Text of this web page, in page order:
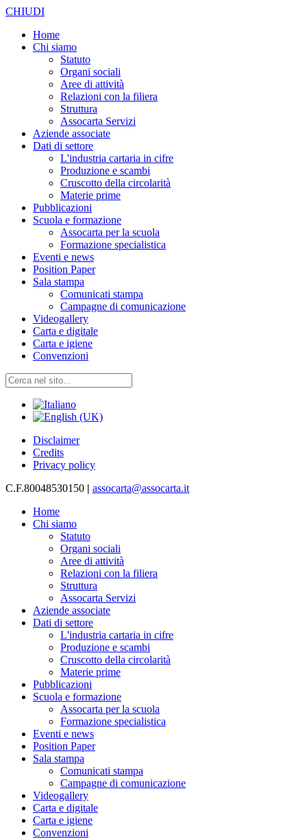
CHIUDI
Home
Chi siamo
Statuto
Organi sociali
Aree di attività
Relazioni con la filiera
Struttura
Assocarta Servizi
Aziende associate
Dati di settore
L'industria cartaria in cifre
Produzione e scambi
Cruscotto della circolarità
Materie prime
Pubblicazioni
Scuola e formazione
Assocarta per la scuola
Formazione specialistica
Eventi e news
Position Paper
Sala stampa
Comunicati stampa
Campagne di comunicazione
Videogallery
Carta e digitale
Carta e igiene
Convenzioni
Disclaimer
Credits
Privacy policy
C.F.80048530150 | assocarta@assocarta.it
Home
Chi siamo
Statuto
Organi sociali
Aree di attività
Relazioni con la filiera
Struttura
Assocarta Servizi
Aziende associate
Dati di settore
L'industria cartaria in cifre
Produzione e scambi
Cruscotto della circolarità
Materie prime
Pubblicazioni
Scuola e formazione
Assocarta per la scuola
Formazione specialistica
Eventi e news
Position Paper
Sala stampa
Comunicati stampa
Campagne di comunicazione
Videogallery
Carta e digitale
Carta e igiene
Convenzioni